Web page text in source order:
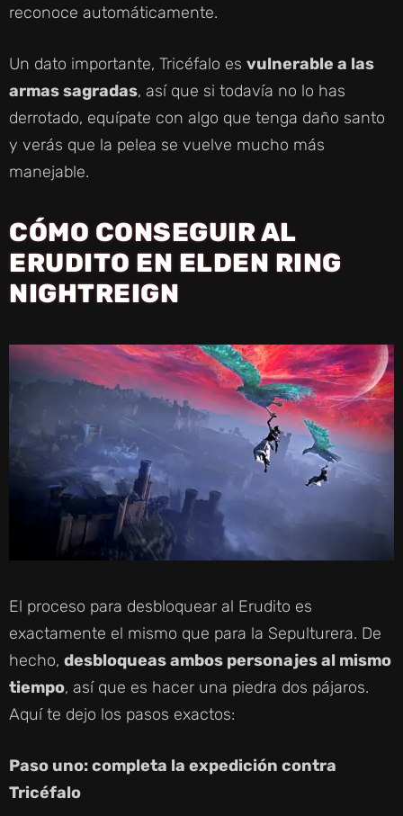
reconoce automáticamente.
Un dato importante, Tricéfalo es vulnerable a las
armas sagradas, así que si todavía no lo has
derrotado, equípate con algo que tenga daño santo
y verás que la pelea se vuelve mucho más
manejable.
CÓMO CONSEGUIR AL
ERUDITO EN ELDEN RING
NIGHTREIGN
El proceso para desbloquear al Erudito es
exactamente el mismo que para la Sepulturera. De
hecho, desbloqueas ambos personajes al mismo
tiempo, así que es hacer una piedra dos pájaros.
Aquí te dejo los pasos exactos:
Paso uno: completa la expedición contra
Tricéfalo